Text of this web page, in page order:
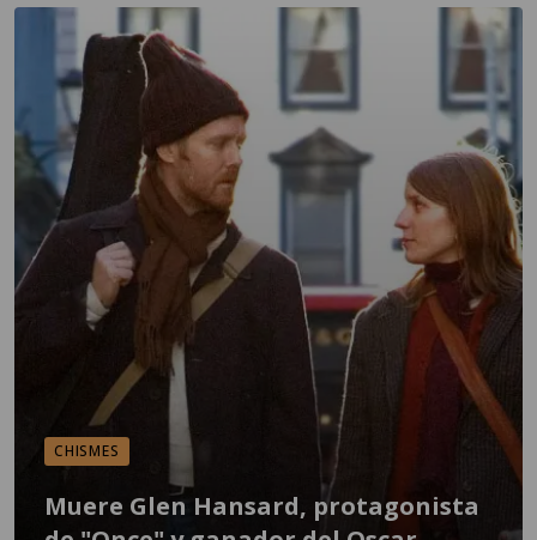
CHISMES
Muere Glen Hansard, protagonista